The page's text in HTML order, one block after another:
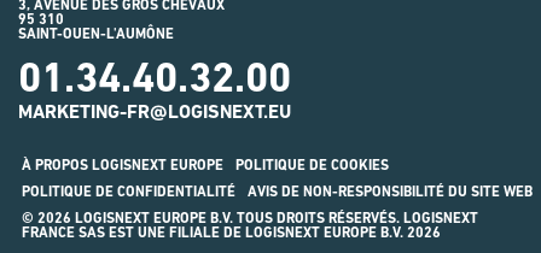
3, AVENUE DES GROS CHEVAUX
95 310
SAINT-OUEN-L'AUMÔNE
01.34.40.32.00
MARKETING-FR@LOGISNEXT.EU
© 2026 LOGISNEXT EUROPE B.V. TOUS DROITS RÉSERVÉS. LOGISNEXT
FRANCE SAS EST UNE FILIALE DE LOGISNEXT EUROPE B.V. 2026
À PROPOS LOGISNEXT EUROPE
POLITIQUE DE COOKIES
POLITIQUE DE CONFIDENTIALITÉ
AVIS DE NON-RESPONSIBILITÉ DU SITE WEB